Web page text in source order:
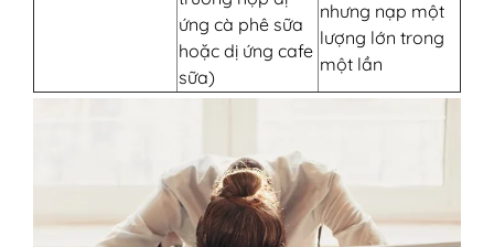
ứng cà phê sữa
hoặc dị ứng cafe
sữa)
nhưng nạp một
lượng lớn trong
một lần